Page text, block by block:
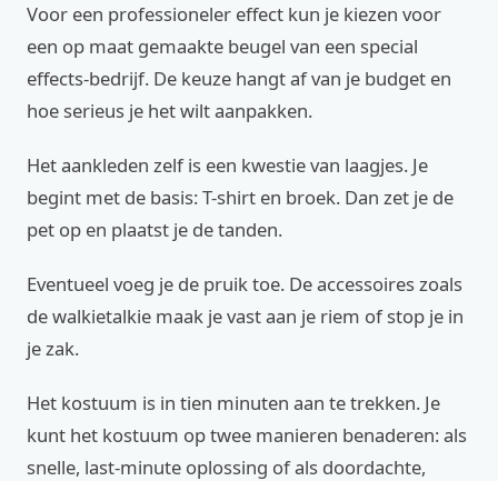
Voor een professioneler effect kun je kiezen voor
een op maat gemaakte beugel van een special
effects-bedrijf. De keuze hangt af van je budget en
hoe serieus je het wilt aanpakken.
Het aankleden zelf is een kwestie van laagjes. Je
begint met de basis: T-shirt en broek. Dan zet je de
pet op en plaatst je de tanden.
Eventueel voeg je de pruik toe. De accessoires zoals
de walkietalkie maak je vast aan je riem of stop je in
je zak.
Het kostuum is in tien minuten aan te trekken. Je
kunt het kostuum op twee manieren benaderen: als
snelle, last-minute oplossing of als doordachte,